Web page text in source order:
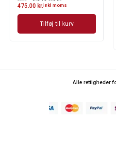
475.00 kr.inkl moms
Tilføj til kurv
Alle rettigheder